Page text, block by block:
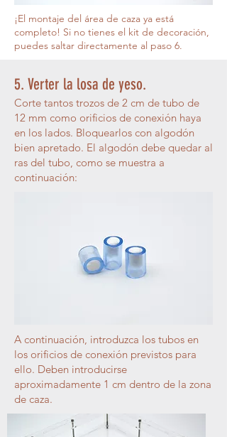
¡El montaje del área de caza ya está
completo! Si no tienes el kit de decoración,
puedes saltar directamente al paso 6.
5. Verter la losa de yeso.
Corte tantos trozos de 2 cm de tubo de
12 mm como orificios de conexión haya
en los lados. Bloquearlos con algodón
bien apretado. El algodón debe quedar al
ras del tubo, como se muestra a
continuación:
A continuación, introduzca los tubos en
los orificios de conexión previstos para
ello. Deben introducirse
aproximadamente 1 cm dentro de la zona
de caza.